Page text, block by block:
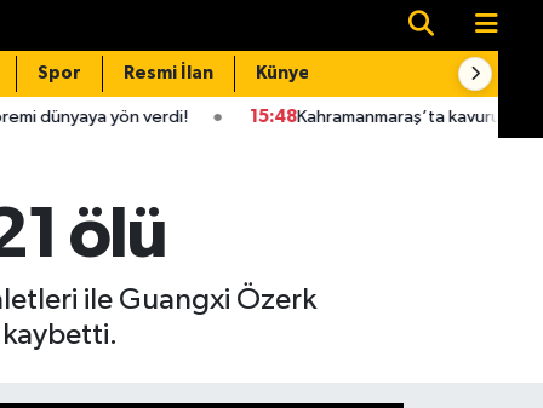
Spor Resmi İlan Künye
verdi! 15:48Kahramanmaraş’ta kavurucu sıcaklara karşı
ölü
ile Guangxi Özerk
kaybetti.